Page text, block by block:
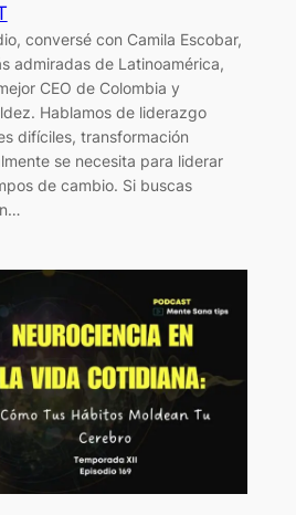
conversé con Camila Escobar,
admiradas de Latinoamérica,
CEO de Colombia y
Hablamos de liderazgo
difíciles, transformación
se necesita para liderar
de cambio. Si buscas